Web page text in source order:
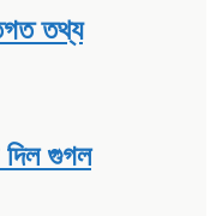
তথ্য
দিল গুগল